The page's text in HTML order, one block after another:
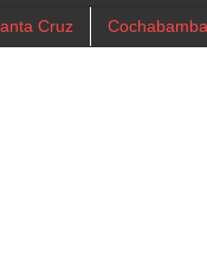
Cruz Cochabamba